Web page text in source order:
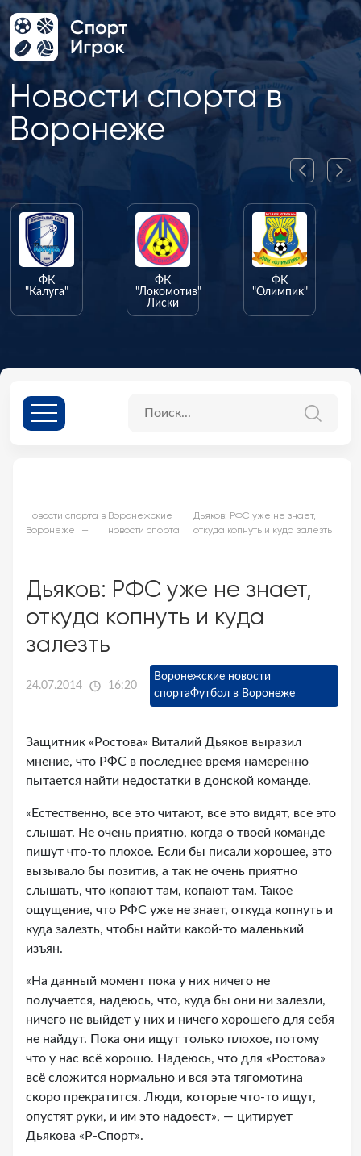
Новости спорта в
Воронеже
ФК
"Калуга"
ФК
"Локомотив"
Лиски
ФК
"Олимпик"
Новости спорта в
Воронеже
Воронежские
новости спорта
Дьяков: РФС уже не знает,
откуда копнуть и куда залезть
Дьяков: РФС уже не знает,
откуда копнуть и куда
залезть
24.07.2014 16:20
Воронежские новости
спортаФутбол в Воронеже
Защитник «Ростова» Виталий Дьяков выразил
мнение, что РФС в последнее время намеренно
пытается найти недостатки в донской команде.
«Естественно, все это читают, все это видят, все это
слышат. Не очень приятно, когда о твоей команде
пишут что-то плохое. Если бы писали хорошее, это
вызывало бы позитив, а так не очень приятно
слышать, что копают там, копают там. Такое
ощущение, что РФС уже не знает, откуда копнуть и
куда залезть, чтобы найти какой-то маленький
изъян.
«На данный момент пока у них ничего не
получается, надеюсь, что, куда бы они ни залезли,
ничего не выйдет у них и ничего хорошего для себя
не найдут. Пока они ищут только плохое, потому
что у нас всё хорошо. Надеюсь, что для «Ростова»
всё сложится нормально и вся эта тягомотина
скоро прекратится. Люди, которые что-то ищут,
опустят руки, и им это надоест», — цитирует
Дьякова «Р-Спорт».